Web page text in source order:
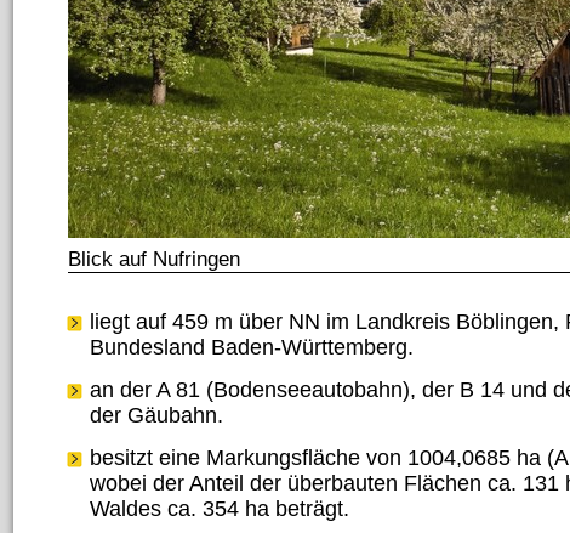
Blick auf Nufringen
liegt auf 459 m über NN im Landkreis
Bundesland Baden-Württemberg.
an der A 81 (Bodenseeautobahn), der B 14 und
der Gäubahn.
besitzt eine Markungsfläche von 1004,0685 ha
wobei der Anteil der überbauten Flächen ca.
Waldes ca. 354 ha beträgt.